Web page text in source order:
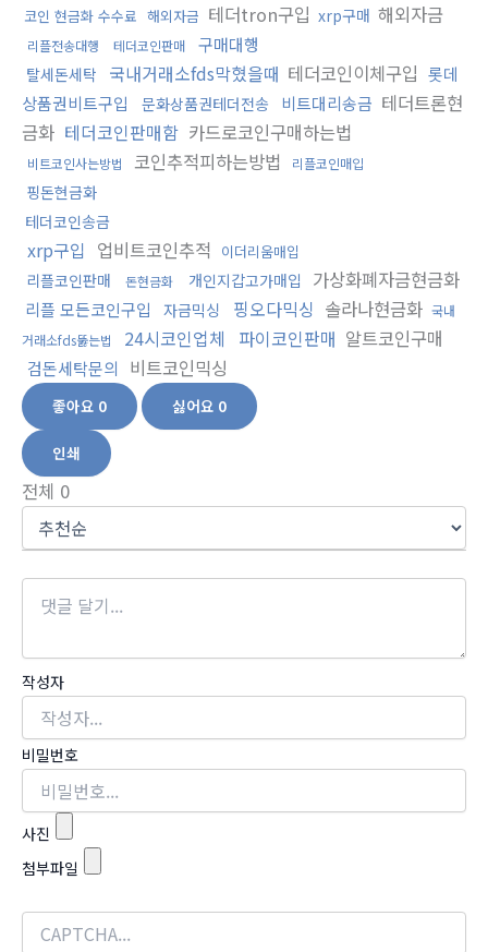
코인 현금화 수수료 해외자금 테더tron구입 xrp구매 해외자금
리플전송대행 테더코인판매 구매대행
탈세돈세탁 국내거래소fds막혔을때 테더코인이체구입 롯데
상품권비트구입
문화상품권테더전송 비트대리송금 테더트론현
금화 테더코인판매함 카드로코인구매하는법
비트코인사는방법 코인추적피하는방법 리플코인매입
핑돈현금화
테더코인송금
xrp구입 업비트코인추적 이더리움매입
리플코인판매 돈현금화 개인지갑고가매입 가상화폐자금현금화
리플 모든코인구입 자금믹싱 핑오다믹싱 솔라나현금화 국내
거래소fds뚫는법
24시코인업체 파이코인판매 알트코인구매
검돈세탁문의 비트코인믹싱
좋아요 0 싫어요 0
인쇄
전체 0
작성자
비밀번호
사진
첨부파일